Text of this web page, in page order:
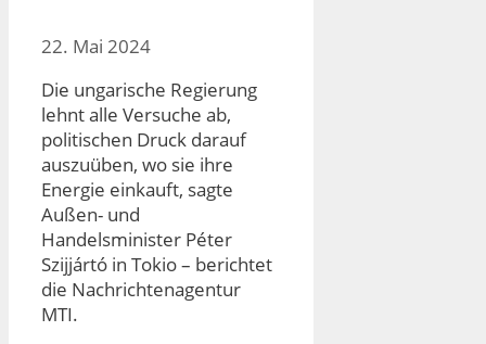
22. Mai 2024
Die ungarische Regierung
lehnt alle Versuche ab,
politischen Druck darauf
auszuüben, wo sie ihre
Energie einkauft, sagte
Außen- und
Handelsminister Péter
Szijjártó in Tokio – berichtet
die Nachrichtenagentur
MTI.